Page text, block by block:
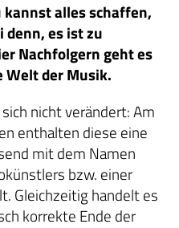
kannst alles schaffen,
denn, es ist zu
Nachfolgern geht es
Welt der Musik.
nicht verändert: Am
enthalten diese eine
mit dem Namen
bzw. einer
Gleichzeitig handelt es
korrekte Ende der